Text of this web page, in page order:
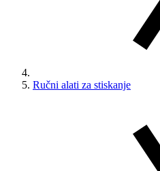
Ručni alati za stiskanje